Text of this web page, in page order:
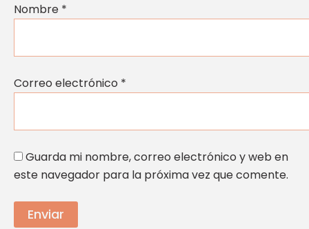
Nombre *
Correo electrónico *
Guarda mi nombre, correo electrónico y web en
este navegador para la próxima vez que comente.